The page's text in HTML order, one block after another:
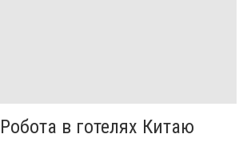
Робота в готелях Китаю